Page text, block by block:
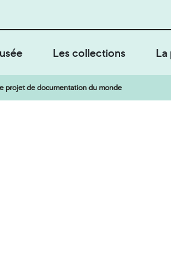
Les collections La
projet de documentation du monde